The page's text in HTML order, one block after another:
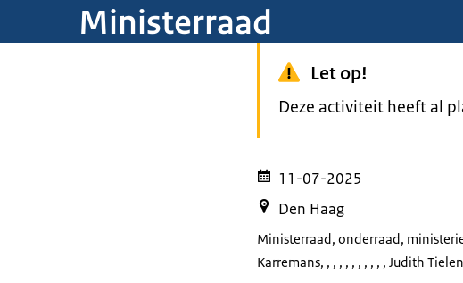
Ministerraad
Let op!
Deze activiteit heeft al
11-07-2025
Den Haag
Ministerraad, onderraad,
Karremans, , , , , , , , , , , Judith Tielen